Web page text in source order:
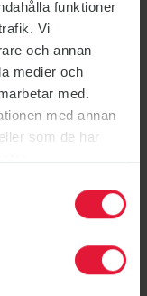
funktioner
Vi
och annan
medier och
med.
med annan
som de har
Trivselregler
med